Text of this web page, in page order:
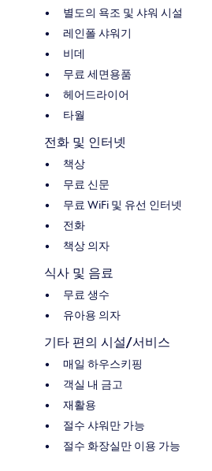
별도의 욕조 및 샤워 시설
레인폴 샤워기
비데
무료 세면용품
헤어드라이어
타월
전화 및 인터넷
책상
무료 신문
무료 WiFi 및 유선 인터넷
전화
책상 의자
식사 및 음료
무료 생수
유아용 의자
기타 편의 시설/서비스
매일 하우스키핑
객실 내 금고
재활용
절수 샤워만 가능
절수 화장실만 이용 가능